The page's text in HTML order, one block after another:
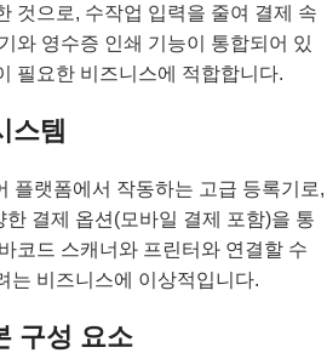
것으로, 수작업 입력을 줄여 결제 속
와 영수증 인쇄 기능이 통합되어 있
필요한 비즈니스에 적합합니다.
스템
플랫폼에서 작동하는 고급 등록기로,
결제 옵션(모바일 결제 포함)을 통
코드 스캐너와 프린터와 연결할 수
는 비즈니스에 이상적입니다.
구성 요소